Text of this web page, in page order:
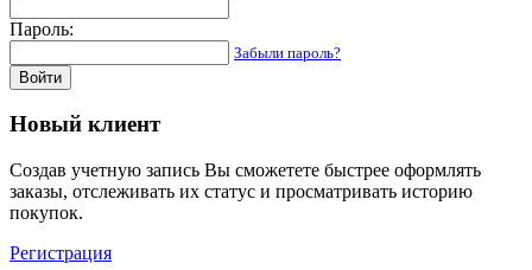
Пароль:
Забыли пароль?
Войти
Новый клиент
Создав учетную запись Вы сможетете быстрее оформлять
заказы, отслеживать их статус и просматривать историю
покупок.
Регистрация